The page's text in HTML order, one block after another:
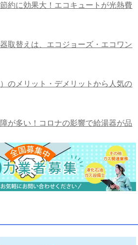
約に効果大！エコキュートが光熱費
取替えは、エコジョーズ・エコワン
のメリット・デメリットから人気の
が多い！コロナの影響で給湯器が品